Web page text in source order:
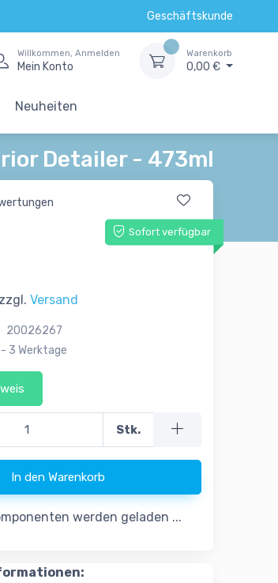
Geschäftskunde
Willkommen, Anmelden
Mein Konto
Warenkorb
0,00 €
Neuheiten
Detailer - 473ml
Sofort verfügbar
Versand
20026267
- 3 Werktage
Stk.
In den Warenkorb
werden geladen ...